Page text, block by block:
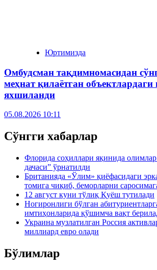
Юртимизда
Омбудсман тақдимномасидан
меҳнат қилаётган
яхшиланди
05.08.2026 10:11
Сўнгги хабарлар
Флорида соҳиллари яқинида олимлар
дачаси” ўрнатилди
Британияда «Ўлим» қиёфасидаги
томига чиқиб, беморларни
12 август куни тўлиқ Қуёш тутилади
Ногиронлиги бўлган
имтиҳонларида қўшимча вақт
Украина музлатилган Россия
миллиард евро олади
Бўлимлар